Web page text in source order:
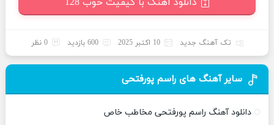
تک آهنگ جدید 10 اکتبر 2025 600 بازدید 0 نظر
سایر آهنگ های راسم پورفتحی
دانلود آهنگ راسم پورفتحی مخاطب خاص